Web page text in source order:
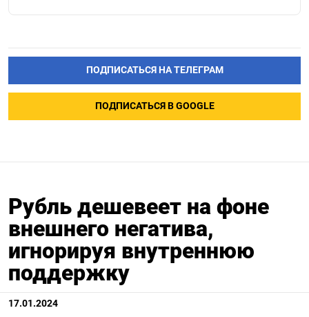
ПОДПИСАТЬСЯ НА ТЕЛЕГРАМ
ПОДПИСАТЬСЯ В GOOGLE
Рубль дешевеет на фоне
внешнего негатива,
игнорируя внутреннюю
поддержку
17.01.2024